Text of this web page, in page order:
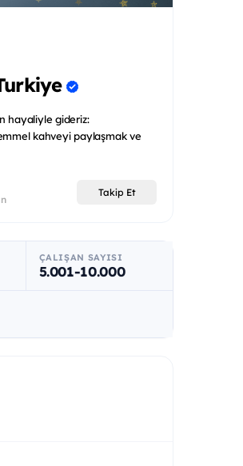
hayaliyle gideriz:
kahveyi paylaşmak ve
Takip Et
ÇALIŞAN SAYISI
5.001-10.000